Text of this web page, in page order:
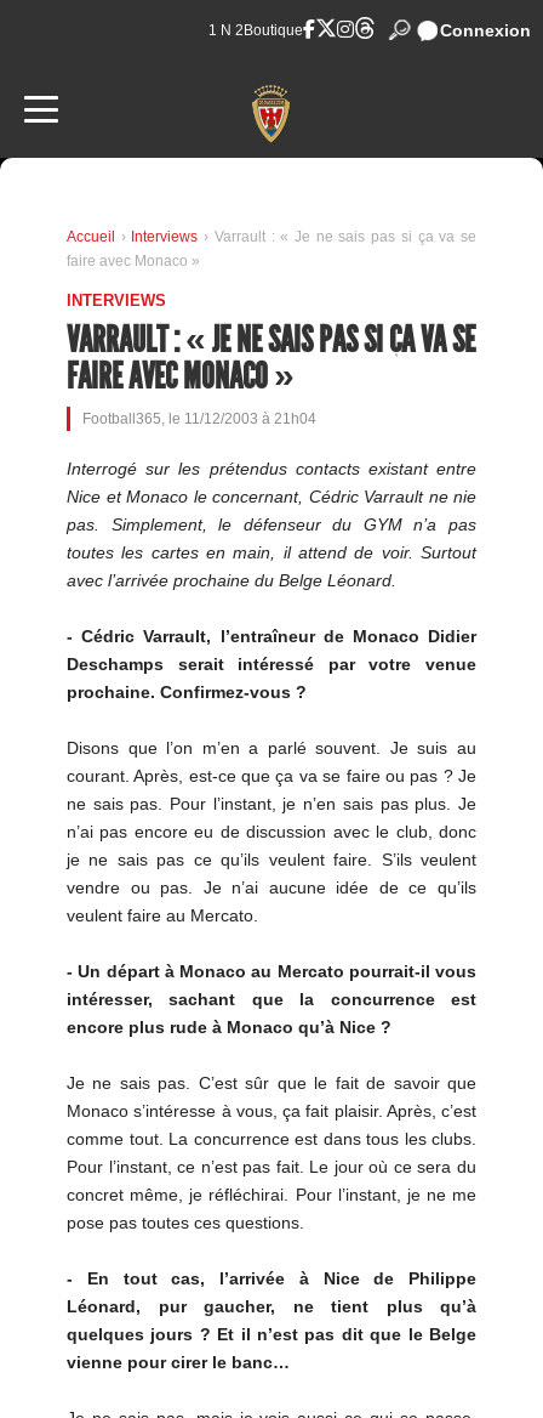
1 N 2 Boutique Connexion
Accueil › Interviews › Varrault : « Je ne sais pas si ça va se
faire avec Monaco »
INTERVIEWS
VARRAULT : « JE NE SAIS PAS SI ÇA VA SE
FAIRE AVEC MONACO »
Football365, le 11/12/2003 à 21h04
Interrogé sur les prétendus contacts existant entre
Nice et Monaco le concernant, Cédric Varrault ne nie
pas. Simplement, le défenseur du GYM n’a pas
toutes les cartes en main, il attend de voir. Surtout
avec l’arrivée prochaine du Belge Léonard.
- Cédric Varrault, l’entraîneur de Monaco Didier
Deschamps serait intéressé par votre venue
prochaine. Confirmez-vous ?
Disons que l’on m’en a parlé souvent. Je suis au
courant. Après, est-ce que ça va se faire ou pas ? Je
ne sais pas. Pour l’instant, je n’en sais pas plus. Je
n’ai pas encore eu de discussion avec le club, donc
je ne sais pas ce qu’ils veulent faire. S’ils veulent
vendre ou pas. Je n’ai aucune idée de ce qu’ils
veulent faire au Mercato.
- Un départ à Monaco au Mercato pourrait-il vous
intéresser, sachant que la concurrence est
encore plus rude à Monaco qu’à Nice ?
Je ne sais pas. C’est sûr que le fait de savoir que
Monaco s’intéresse à vous, ça fait plaisir. Après, c’est
comme tout. La concurrence est dans tous les clubs.
Pour l’instant, ce n’est pas fait. Le jour où ce sera du
concret même, je réfléchirai. Pour l’instant, je ne me
pose pas toutes ces questions.
- En tout cas, l’arrivée à Nice de Philippe
Léonard, pur gaucher, ne tient plus qu’à
quelques jours ? Et il n’est pas dit que le Belge
vienne pour cirer le banc…